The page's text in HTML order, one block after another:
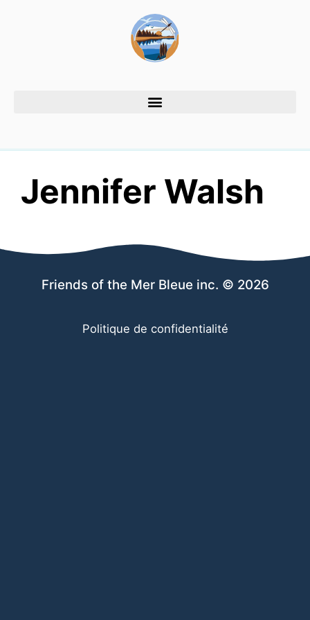
Jennifer Walsh
Friends of the Mer Bleue inc. © 2026
Politique de confidentialité